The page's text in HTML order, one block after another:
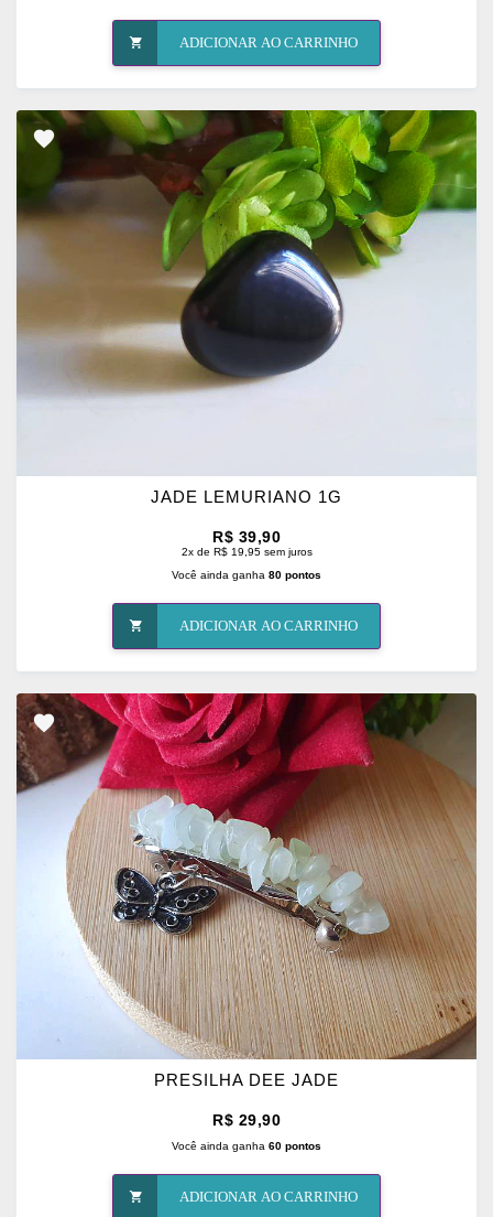
ADICIONAR AO CARRINHO
ADICIONAR
JADE LEMURIANO 1G
R$ 39,90
2x de R$ 19,95 sem juros
Você ainda ganha 80 pontos
ADICIONAR AO CARRINHO
ADICIONAR
OS
FAVORITOS
PRESILHA DEE JADE
R$ 29,90
Você ainda ganha 60 pontos
ADICIONAR AO CARRINHO